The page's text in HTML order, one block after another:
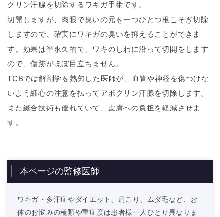
クリン汗腺を切除するワキガ手術です。
切開しますが、肉眼で臭いの元を一つひとつ根こそぎ切除
しますので、確実にワキガの臭いを抑えることができま
す。効果は半永久的で、ワキのしわに沿って切開をします
ので、傷跡がほぼ目立ちません。
TCBでは解剖学を熟知した医師が、血管や神経を傷つけな
いよう細心の注意を払ってアポクリン汗腺を切除します。
また縫合技術も優れていて、皮膚への負担を軽減させま
す。
本ページの監修医師
ワキガ・多汗症やダイエット、肩こり、ムダ毛など、お
体のお悩みの種類や重症度は患者様一人ひとり異なりま